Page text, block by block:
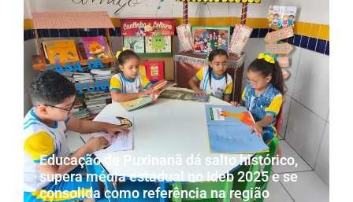
Educação de Puxinanã dá salto histórico,
supera média estadual no Ideb 2025 e se
consolida como referência na região